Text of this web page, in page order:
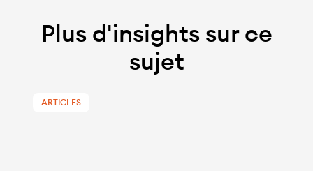
Plus d'insights sur ce
sujet
ARTICLES